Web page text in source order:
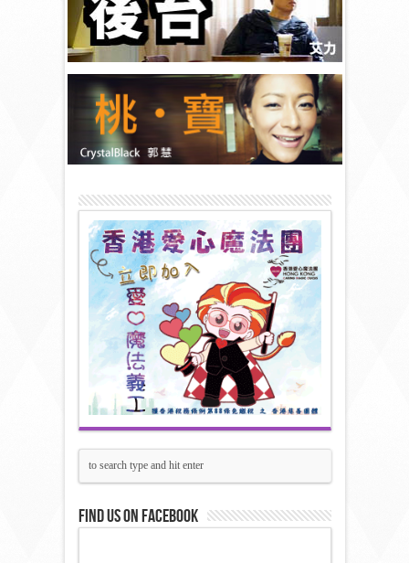
Find us on Facebook